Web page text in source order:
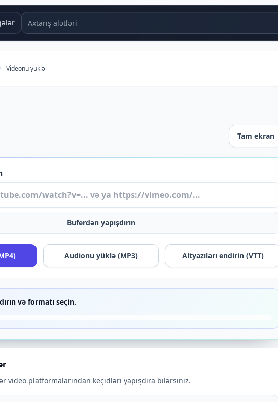
Axtarış alətləri
Videonu yüklə
Tam ekran
Buferdən yapışdırın
Audionu yüklə (MP3) Altyazıları endirin (VTT)
və formatı seçin.
video platformalarından keçidləri yapışdıra bilərsiniz.